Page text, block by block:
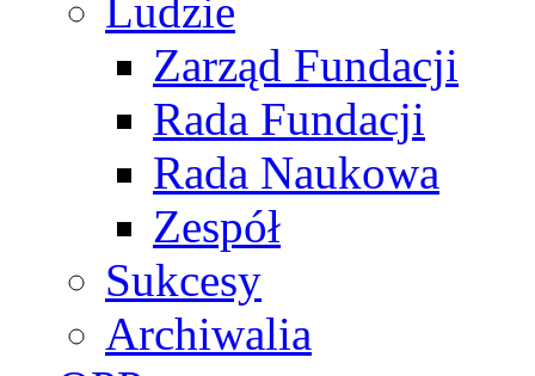
Ludzie
Zarząd Fundacji
Rada Fundacji
Rada Naukowa
Zespół
Sukcesy
Archiwalia